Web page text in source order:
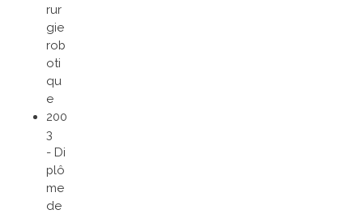
rur
gie
rob
oti
qu
e
200
3
- Di
plô
me
de